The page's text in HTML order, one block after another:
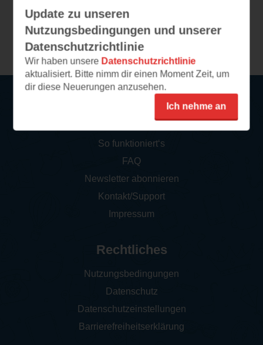
Weitere Leseeindrücke
Update zu unseren
Nutzungsbedingungen und unserer
Datenschutzrichtlinie
Wir haben unsere Datenschutzrichtlinie
aktualisiert. Bitte nimm dir einen Moment Zeit, um
dir diese Neuerungen anzusehen.
Ich nehme an
So funktioniert‘s
FAQ
Newsletter abonnieren
Kontakt/Support
Impressum
Rechtliches
Nutzungsbedingungen
Datenschutz
Datenschutzeinstellungen
Barrierefreiheitserklärung